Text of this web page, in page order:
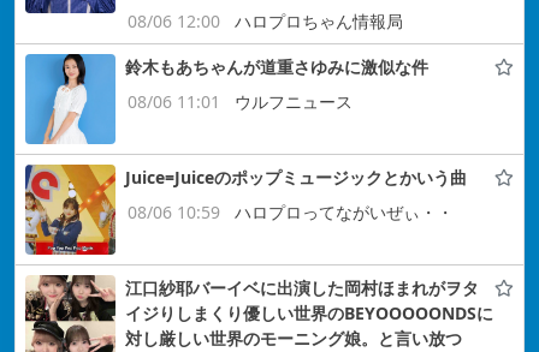
08/06 12:00
ハロプロちゃん情報局
鈴木もあちゃんが道重さゆみに激似な件
08/06 11:01
ウルフニュース
Juice=Juiceのポップミュージックとかいう曲
08/06 10:59
ハロプロってながいぜぃ・・
江口紗耶バーイベに出演した岡村ほまれがヲタ
イジりしまくり優しい世界のBEYOOOOONDSに
対し厳しい世界のモーニング娘。と言い放つ